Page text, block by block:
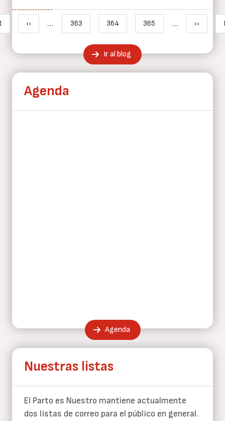
Paginación
páginaPágina anterior
‹‹ … Page
363
Página actual
364
Page
365 … ››
Ir al blog
Agenda
Agenda
Nuestras listas
El Parto es Nuestro mantiene actualmente
dos listas de correo para el público en general.